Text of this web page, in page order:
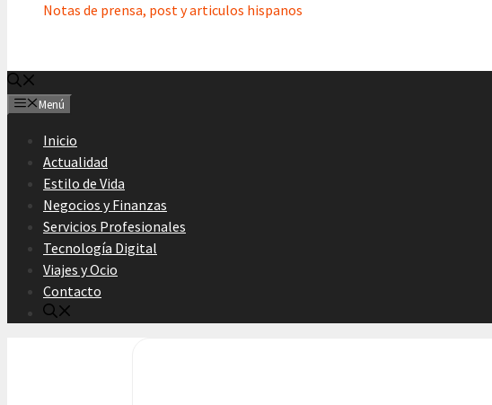
Notas de prensa, post y articulos hispanos
Menú
Inicio
Actualidad
Estilo de Vida
Negocios y Finanzas
Servicios Profesionales
Tecnología Digital
Viajes y Ocio
Contacto